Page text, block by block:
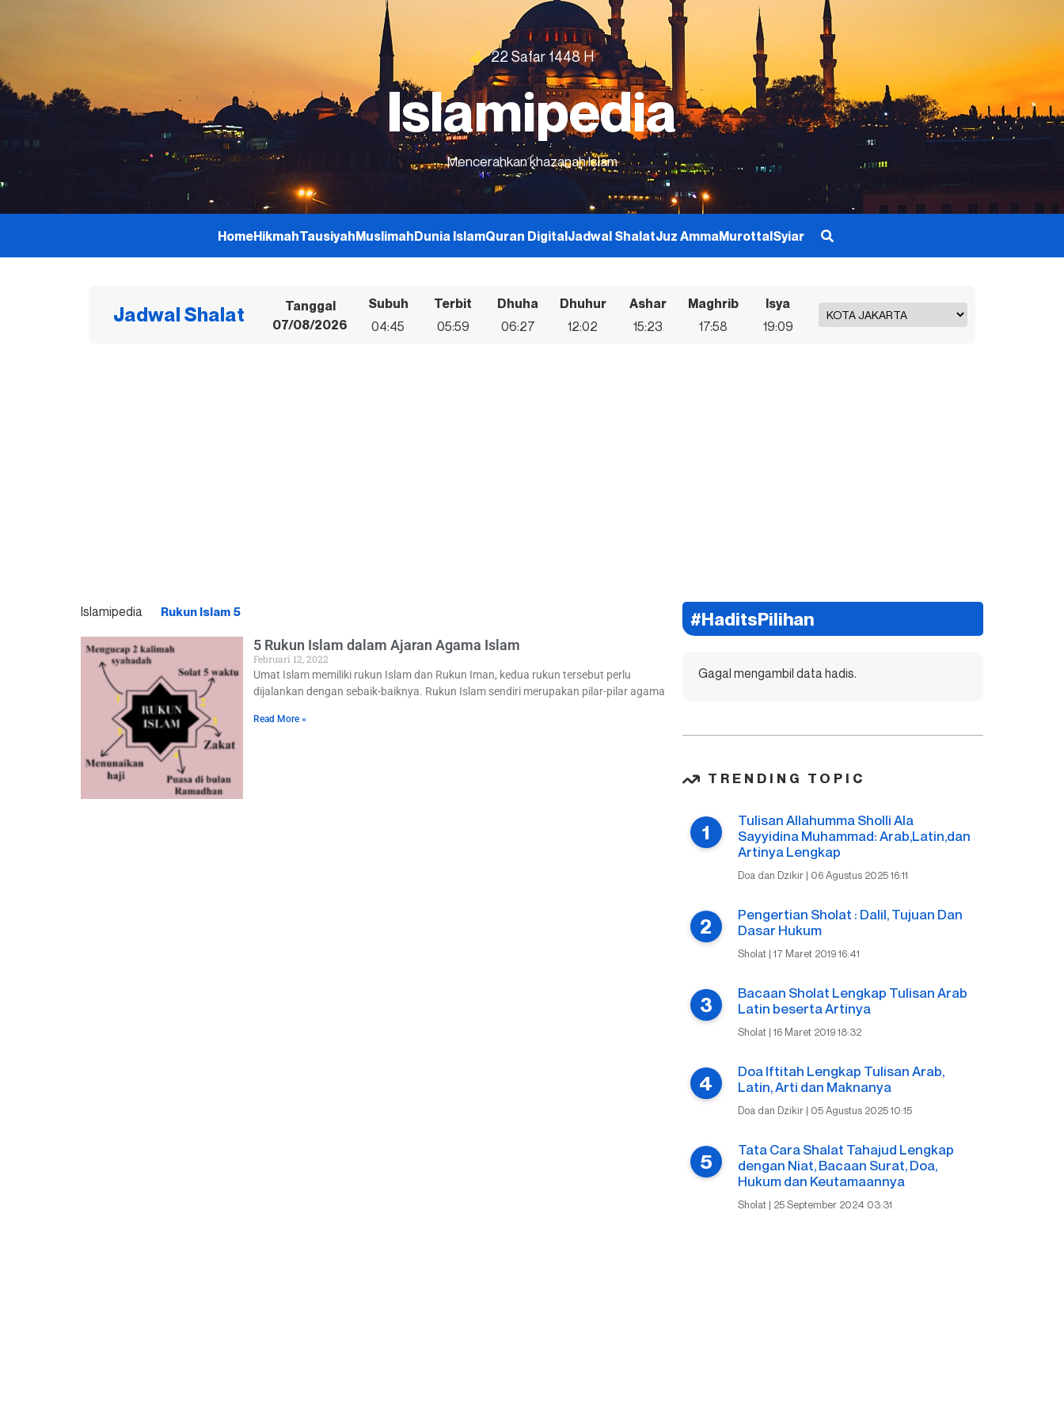
22 Safar 1448 H
Islamipedia
Mencerahkan khazanah Islam
HomeHikmahTausiyahMuslimahDunia IslamQuran DigitalJadwal ShalatJuz AmmaMurottalSyiar
Jadwal Shalat
Tanggal
07/08/2026
Subuh
04:45
Terbit
05:59
Dhuha
06:27
Dhuhur
12:02
Ashar
15:23
Maghrib
17:58
Isya
19:09
Islamipedia Rukun Islam 5
5 Rukun Islam dalam Ajaran Agama Islam
Februari 12, 2022
Umat Islam memiliki rukun Islam dan Rukun Iman, kedua rukun tersebut perlu
dijalankan dengan sebaik-baiknya. Rukun Islam sendiri merupakan pilar-pilar agama
Read More »
#HaditsPilihan
Gagal mengambil data hadis.
TRENDING TOPIC
Tulisan Allahumma Sholli Ala
Sayyidina Muhammad: Arab,Latin,dan
Artinya Lengkap
Doa dan Dzikir | 06 Agustus 2025 16:11
Pengertian Sholat : Dalil, Tujuan Dan
Dasar Hukum
Sholat | 17 Maret 2019 16:41
Bacaan Sholat Lengkap Tulisan Arab
Latin beserta Artinya
Sholat | 16 Maret 2019 18:32
Doa Iftitah Lengkap Tulisan Arab,
Latin, Arti dan Maknanya
Doa dan Dzikir | 05 Agustus 2025 10:15
Tata Cara Shalat Tahajud Lengkap
dengan Niat, Bacaan Surat, Doa,
Hukum dan Keutamaannya
Sholat | 25 September 2024 03:31